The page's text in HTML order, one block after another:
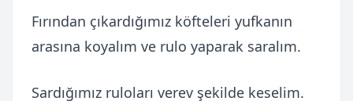
Fırından çıkardığımız köfteleri yufkanın
arasına koyalım ve rulo yaparak saralım.
Sardığımız ruloları verev şekilde keselim.